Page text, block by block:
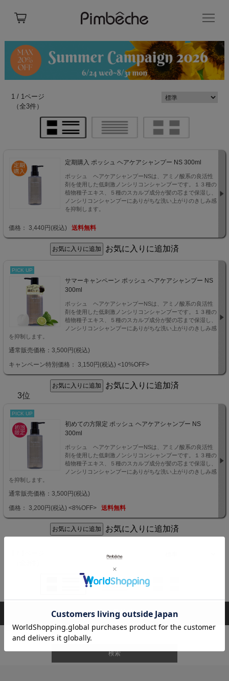
1 / 1ページ
（全3件）
定期購入 ポッシュ ヘアケアシャンプー NS 300ml
ポッシュ ヘアケアシャンプーNSは、アミノ酸系の良活性
剤を使用した低刺激ノンシリコンシャンプーです。１３種の
植物種子エキス、５種のスカルプ成分が髪の芯まで保湿し、
ノンシリコンシャンプーにありがちな洗い上がりのきしみ感
を抑制します。
価格： 3,440円(税込) 送料無料
お気に入りに追加済
PICK UP
サマーキャンペーン ポッシュ ヘアケアシャンプー NS
300ml
ポッシュ ヘアケアシャンプーNSは、アミノ酸系の良活性
剤を使用した低刺激ノンシリコンシャンプーです。１３種の
植物種子エキス、５種のスカルプ成分が髪の芯まで保湿し、
ノンシリコンシャンプーにありがちな洗い上がりのきしみ感
を抑制します。
通常販売価格：3,500円(税込)
キャンペーン特別価格： 3,150円(税込) <10%OFF>
お気に入りに追加済
3位
PICK UP
初めての方限定 ポッシュ ヘアケアシャンプー NS
300ml
ポッシュ ヘアケアシャンプーNSは、アミノ酸系の良活性
剤を使用した低刺激ノンシリコンシャンプーです。１３種の
植物種子エキス、５種のスカルプ成分が髪の芯まで保湿し、
ノンシリコンシャンプーにありがちな洗い上がりのきしみ感
を抑制します。
通常販売価格：3,500円(税込)
価格： 3,200円(税込) <8%OFF> 送料無料
お気に入りに追加済
商品検索